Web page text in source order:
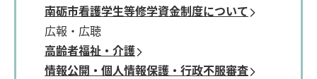
南砺市看護学生等修学資金制度について
広報・広聴
高齢者福祉・介護
情報公開・個人情報保護・行政不服審査